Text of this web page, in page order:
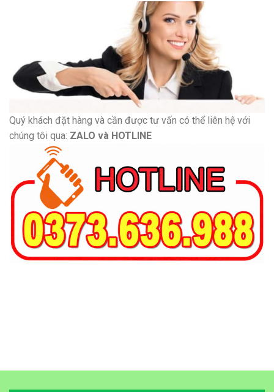
Quý khách đặt hàng và cần được tư vấn có thể liên hệ với
chúng tôi qua: ZALO và HOTLINE